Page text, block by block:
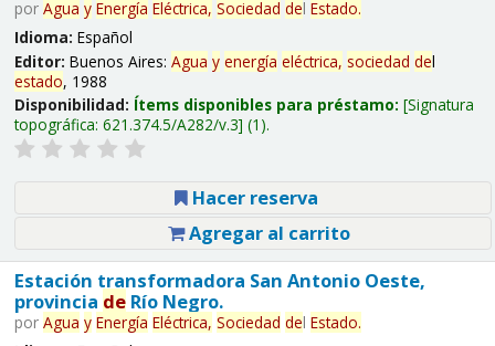
por Agua y Energía Eléctrica, Sociedad del Estado.
Idioma: Español
Editor: Buenos Aires: Agua y energía eléctrica, sociedad del
estado, 1988
Disponibilidad: Ítems disponibles para préstamo: Signatura
topográfica: 621.374.5/A282/v.3 (1).
Hacer reserva
Agregar al carrito
Estación transformadora San Antonio Oeste,
provincia deRío Negro.
por Agua y Energía Eléctrica, Sociedad del Estado.